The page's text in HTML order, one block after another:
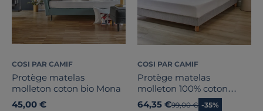
COSI PAR CAMIF
Protège matelas
molleton coton bio Mona
45,00 €
COSI PAR CAMIF
Protège matelas
molleton 100% coton
bonnet 30 cm Firmin
64,35 €Ancien prix
99,00 € -35%
Pays de fabrication